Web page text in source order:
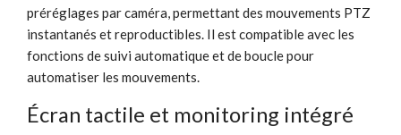
préréglages par caméra, permettant des mouvements PTZ
instantanés et reproductibles. Il est compatible avec les
fonctions de suivi automatique et de boucle pour
automatiser les mouvements.
Écran tactile et monitoring intégré